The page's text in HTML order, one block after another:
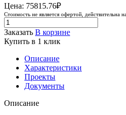
Цена: 75815.76₽
Стоимость не является офертой, действительна
Заказать В корзине
Купить в 1 клик
Описание
Характеристики
Проекты
Документы
Описание